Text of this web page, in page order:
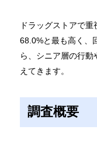
ドラッグストアで
68.0%と最も高く、
ら、シニア層の行
えてきます。
調査概要